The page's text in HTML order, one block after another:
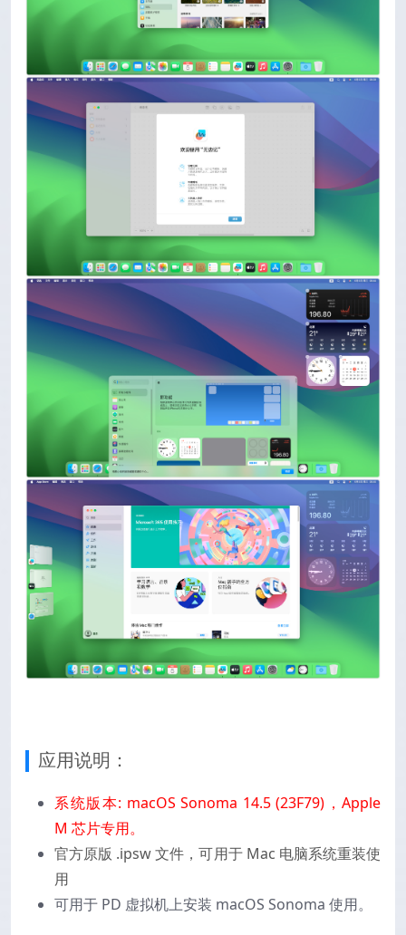
应用说明：
系统版本: macOS Sonoma 14.5 (23F79)，Apple
M 芯片专用。
官方原版 .ipsw 文件，可用于 Mac 电脑系统重装使
用
可用于 PD 虚拟机上安装 macOS Sonoma 使用。